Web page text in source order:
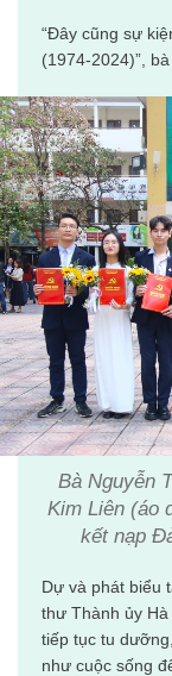
“Đây cũng sự
(1974-2024)”, bà
Bà Nguyễn
Kim Liên (áo
kết nạp
Dự và phát biểu
thư Thành ủy
tiếp tục tu
như cuộc sống